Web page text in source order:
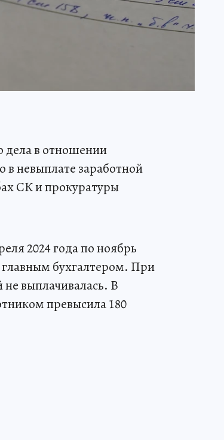
дела в отношении
невыплате заработной
СК и прокуратуры
2024 года по ноябрь
главным бухгалтером. При
не выплачивалась. В
превысила 180